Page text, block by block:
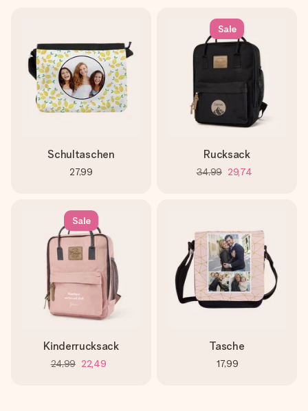
Schultaschen
27,99
Sale
Rucksack
34,99 29,74
Sale
Kinderrucksack
24,99 22,49
Tasche
17,99